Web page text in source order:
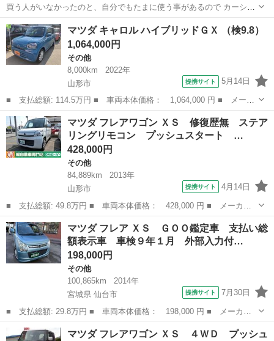
買う人がいなかったのと、自分でもたまに使う事があるので カーシェ
アをする事にしました。24時間5000円でシェアします。 買いたい場合
は、28万円になります。 たまに使ってるので、別に売れなくても良い
です。値下げ不可で...
山形 酒田市 東酒田駅 ワゴンR
マツダ キャロル ハイブリッドＧＸ （検9.8）
1,064,000円
その他
8,000km
2022年
山形市
提携サイト 5月14日
■ 支払総額: 114.5万円 ■ 車両本体価格： 1,064,000 円 ■ メーカ
ー名： マツダ ■ 車種名： キャロル ■ グレード名： ハイブリ
ッドＧＸ ■ 排気量： 660cc ■ ドア枚数： 5D ■ ミッショ...
山形 山形市 その他
マツダ フレアワゴン ＸＳ 修復歴無 ステア
リングリモコン プッシュスタート …
428,000円
その他
84,889km
2013年
山形市
提携サイト 4月14日
■ 支払総額: 49.8万円 ■ 車両本体価格： 428,000 円 ■ メーカー
名： マツダ ■ 車種名： フレアワゴン ■ グレード名： ＸＳ
修復歴無 ステアリングリモコン プッシュスタート オートエアコ
ン 電動格納...
山形 山形市 その他
マツダ フレア ＸＳ ＧＯＯ鑑定車 支払い総
額表示車 車検９年１月 外部入力付…
198,000円
その他
100,865km
2014年
宮城県 仙台市
提携サイト 7月30日
■ 支払総額: 29.8万円 ■ 車両本体価格： 198,000 円 ■ メーカー
名： マツダ ■ 車種名： フレア ■ グレード名： ＸＳ ＧＯＯ
鑑定車 支払い総額表示車 車検９年１月 外部入力付オーディオ
宮城 仙台市 その他
マツダ フレアワゴン ＸＳ ４ＷＤ プッシュ